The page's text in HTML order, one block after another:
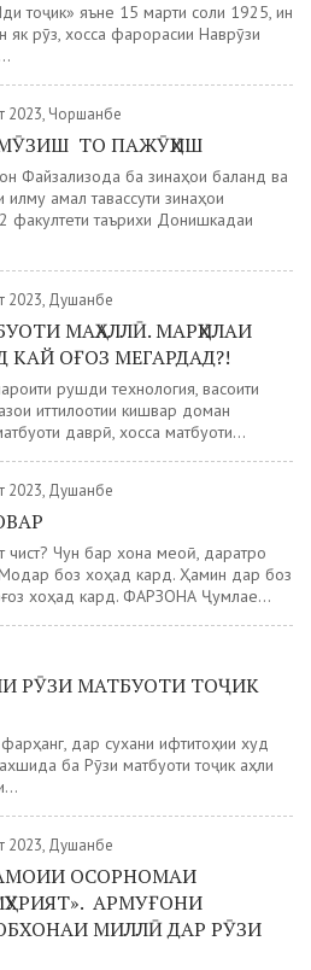
тоҷик» яъне 15 марти соли 1925, ин
як рӯз, хосса фарорасии Наврӯзи
2023, Чоршанбе
ТО ПАЖӮҲИШ
Файзализода ба зинаҳои баланд ва
илму амал тавассути зинаҳои
факултети таърихи Донишкадаи
2023, Душанбе
МАҲАЛЛӢ. МАРҲИЛАИ
КАЙ ОҒОЗ МЕГАРДАД?!
рушди технология, васоити
иттилоотии кишвар доман
даврӣ, хосса матбуоти...
2023, Душанбе
чист? Чун бар хона меоӣ, даратро
боз хоҳад кард. Ҳамин дар боз
хоҳад кард. ФАРЗОНА Ҷумлае...
РӮЗИ МАТБУОТИ ТОҶИК
дар сухани ифтитоҳии худ
ба Рӯзи матбуоти тоҷик аҳли
2023, Душанбе
ОСОРНОМАИ
АРМУҒОНИ
МИЛЛӢ ДАР РӮЗИ